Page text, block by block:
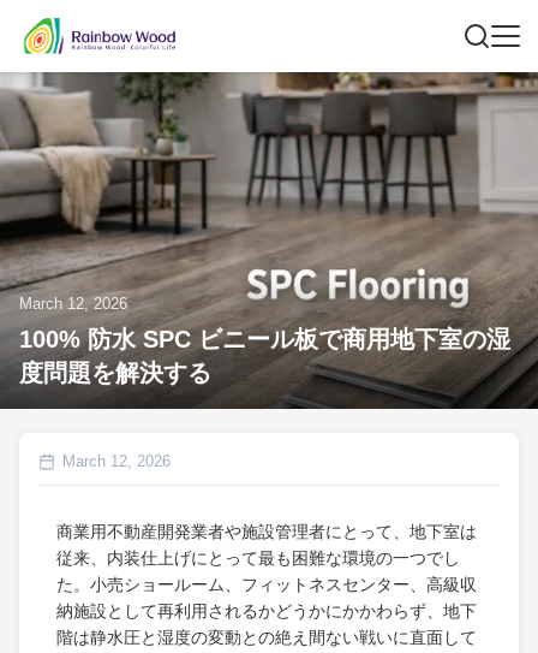
March 12, 2026
100% 防水 SPC ビニール板で商用地下室の湿
度問題を解決する
March 12, 2026
商業用不動産開発業者や施設管理者にとって、地下室は
従来、内装仕上げにとって最も困難な環境の一つでし
た。小売ショールーム、フィットネスセンター、高級収
納施設として再利用されるかどうかにかかわらず、地下
階は静水圧と湿度の変動との絶え間ない戦いに直面して